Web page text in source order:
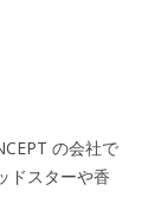
の会社で
ドスターや香